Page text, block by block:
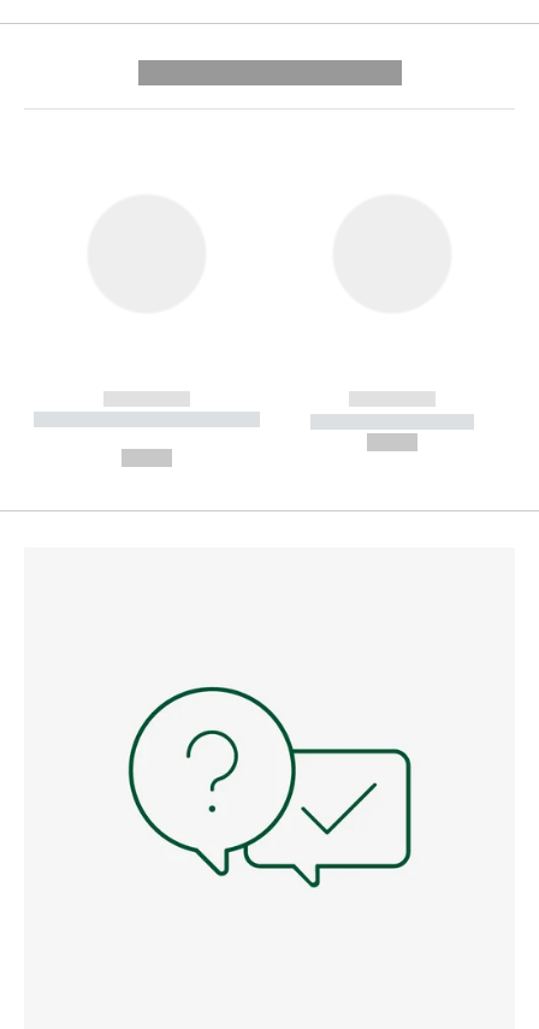
------------
----------- ----------- --------
------------
----------- -----------